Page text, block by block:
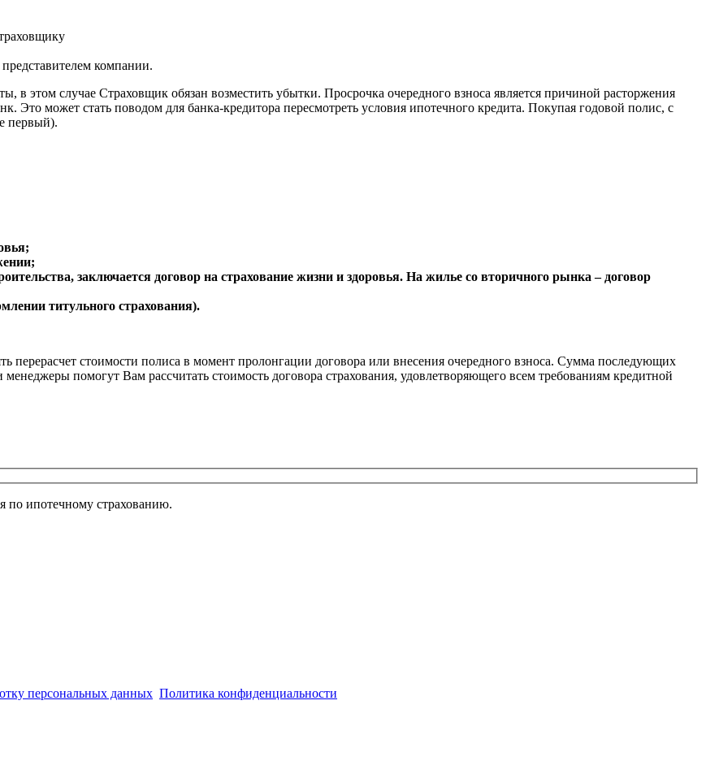
компании.
в этом случае Страховщик обязан возместить убытки. Просрочка очередного взноса является причиной расторжения
Это может стать поводом для банка-кредитора пересмотреть условия ипотечного кредита. Покупая годовой полис, с
первый).
заключается договор на страхование жизни и здоровья. На жилье со вторичного рынка – договор
титульного страхования).
перерасчет стоимости полиса в момент пролонгации договора или внесения очередного взноса. Сумма последующих
помогут Вам рассчитать стоимость договора страхования, удовлетворяющего всем требованиям кредитной
по ипотечному страхованию.
персональных данных Политика конфиденциальности